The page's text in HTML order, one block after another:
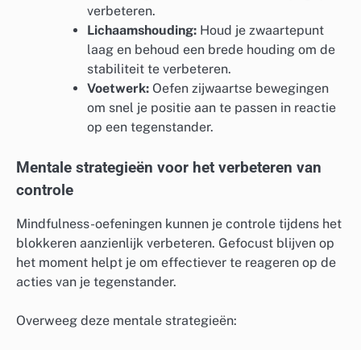
verbeteren.
Lichaamshouding: Houd je zwaartepunt
laag en behoud een brede houding om de
stabiliteit te verbeteren.
Voetwerk: Oefen zijwaartse bewegingen
om snel je positie aan te passen in reactie
op een tegenstander.
Mentale strategieën voor het verbeteren van
controle
Mindfulness-oefeningen kunnen je controle tijdens het
blokkeren aanzienlijk verbeteren. Gefocust blijven op
het moment helpt je om effectiever te reageren op de
acties van je tegenstander.
Overweeg deze mentale strategieën: